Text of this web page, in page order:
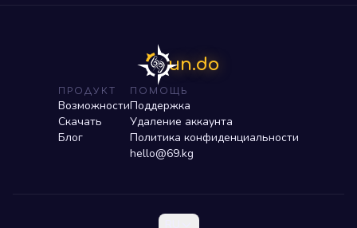
un.do
ПРОДУКТ
Возможности
Скачать
Блог
ПОМОЩЬ
Поддержка
Удаление аккаунта
Политика конфиденциальности
hello@69.kg